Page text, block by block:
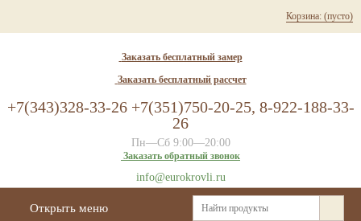
Корзина: (пусто)
Заказать бесплатный замер
Заказать бесплатный рассчет
+7(343)328-33-26 +7(351)750-20-25, 8-922-188-33-
26
Пн—Сб 9:00—20:00
Заказать обратный звонок
info@eurokrovli.ru
Открыть меню